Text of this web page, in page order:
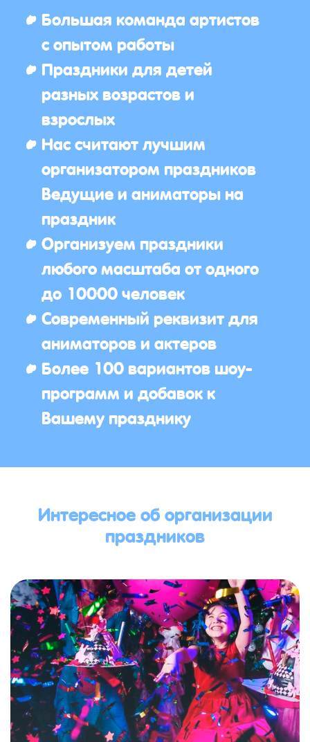
Большая команда артистов
с опытом работы
Праздники для детей
разных возрастов и
взрослых
Нас считают лучшим
организатором праздников
Ведущие и аниматоры на
праздник
Организуем праздники
любого масштаба от одного
до 10000 человек
Современный реквизит для
аниматоров и актеров
Более 100 вариантов шоу-
программ и добавок к
Вашему празднику
Интересное об организации
праздников